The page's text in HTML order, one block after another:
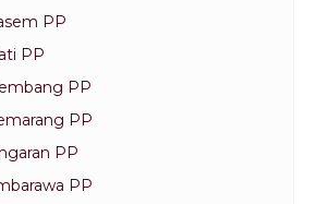
PP
PP
PP
PP
PP
PP